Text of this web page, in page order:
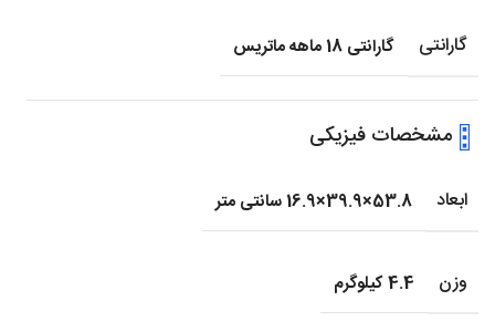
گارانتی گارانتی 18 ماهه ماتریس
مشخصات فیزیکی
ابعاد 53.8×39.9×16.9 سانتی متر
وزن 4.4 کیلوگرم